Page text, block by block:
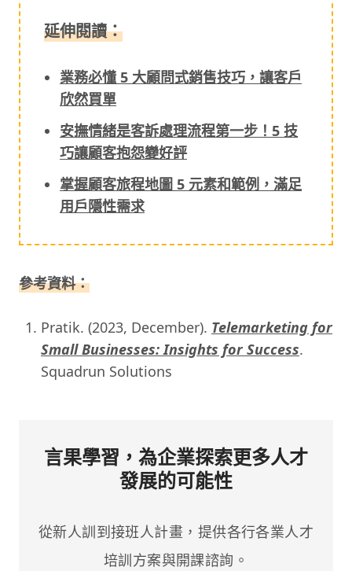
延伸閱讀：
業務必懂 5 大顧問式銷售技巧，讓客戶
欣然買單
安撫情緒是客訴處理流程第一步！5 技
巧讓顧客抱怨變好評
掌握顧客旅程地圖 5 元素和範例，滿足
用戶隱性需求
參考資料：
Pratik. (2023, December). Telemarketing for
Small Businesses: Insights for Success.
Squadrun Solutions
言果學習，為企業探索更多人才
發展的可能性
從新人訓到接班人計畫，提供各行各業人才
培訓方案與開課諮詢。